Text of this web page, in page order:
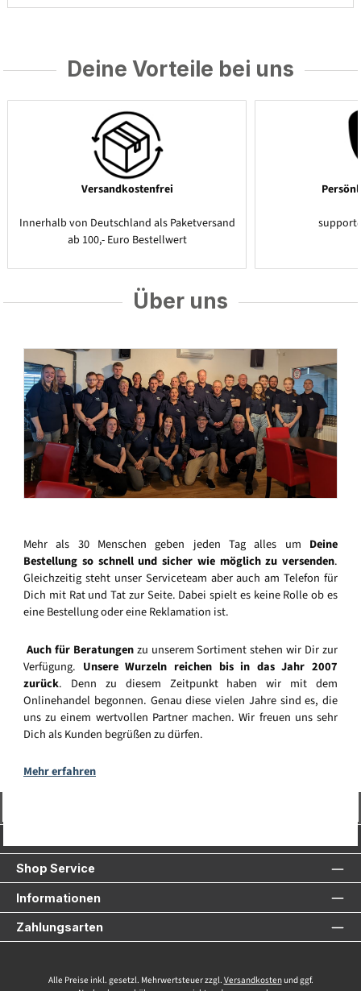
Deine Vorteile bei uns
Versandkostenfrei
Innerhalb von Deutschland als Paketversand
ab 100,- Euro Bestellwert
Über uns
Mehr als 30 Menschen geben jeden Tag alles um Deine
Bestellung so schnell und sicher wie möglich zu versenden.
Gleichzeitig steht unser Serviceteam aber auch am Telefon für
Dich mit Rat und Tat zur Seite. Dabei spielt es keine Rolle ob es
eine Bestellung oder eine Reklamation ist.
Auch für Beratungenzu unserem Sortiment stehen wir Dir zur
Verfügung. Unsere Wurzeln reichen bis in das Jahr 2007
zurück. Denn zu diesem Zeitpunkt haben wir mit dem
Onlinehandel begonnen. Genau diese vielen Jahre sind es, die
uns zu einem wertvollen Partner machen. Wir freuen uns sehr
Dich als Kunden begrüßen zu dürfen.
Mehr erfahren
Shop Service
Informationen
Zahlungsarten
Alle Preise inkl. gesetzl. Mehrwertsteuer zzgl. Versandkostenund ggf.